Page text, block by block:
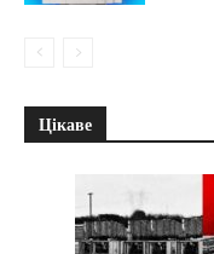
Цікаве